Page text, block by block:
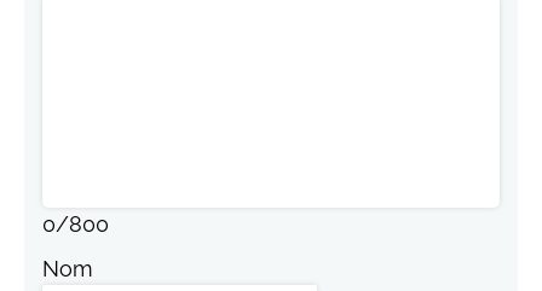
0/800
Nom